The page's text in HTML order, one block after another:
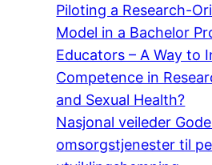
Piloting a Research-
Model in a Bachelor
Educators – A Way to
Competence in
and Sexual Health?
Nasjonal veileder
omsorgstjenester til